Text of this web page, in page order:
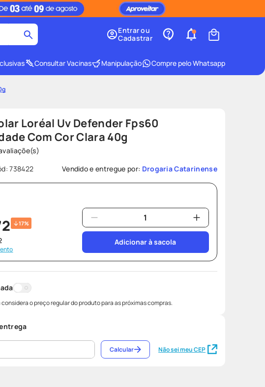
Entrar ou
Cadastrar
Consultar Vacinas Manipulação Compre pelo Whatsapp
Loréal Uv Defender Fps60
Com Cor Clara 40g
:738422 Vendido e entregue por: Drogaria Catarinense
17%
Adicionar à sacola
o preço regular do produto para as próximas compras.
Não sei meu CEP
Calcular